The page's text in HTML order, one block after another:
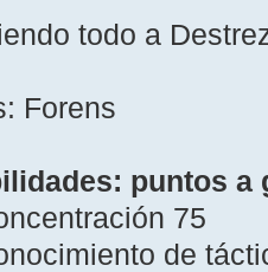
todo a
Forens
puntos a
75
de